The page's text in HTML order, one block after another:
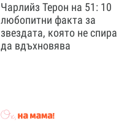
Чарлийз Терон на 51: 10
любопитни факта за
звездата, която не спира
да вдъхновява